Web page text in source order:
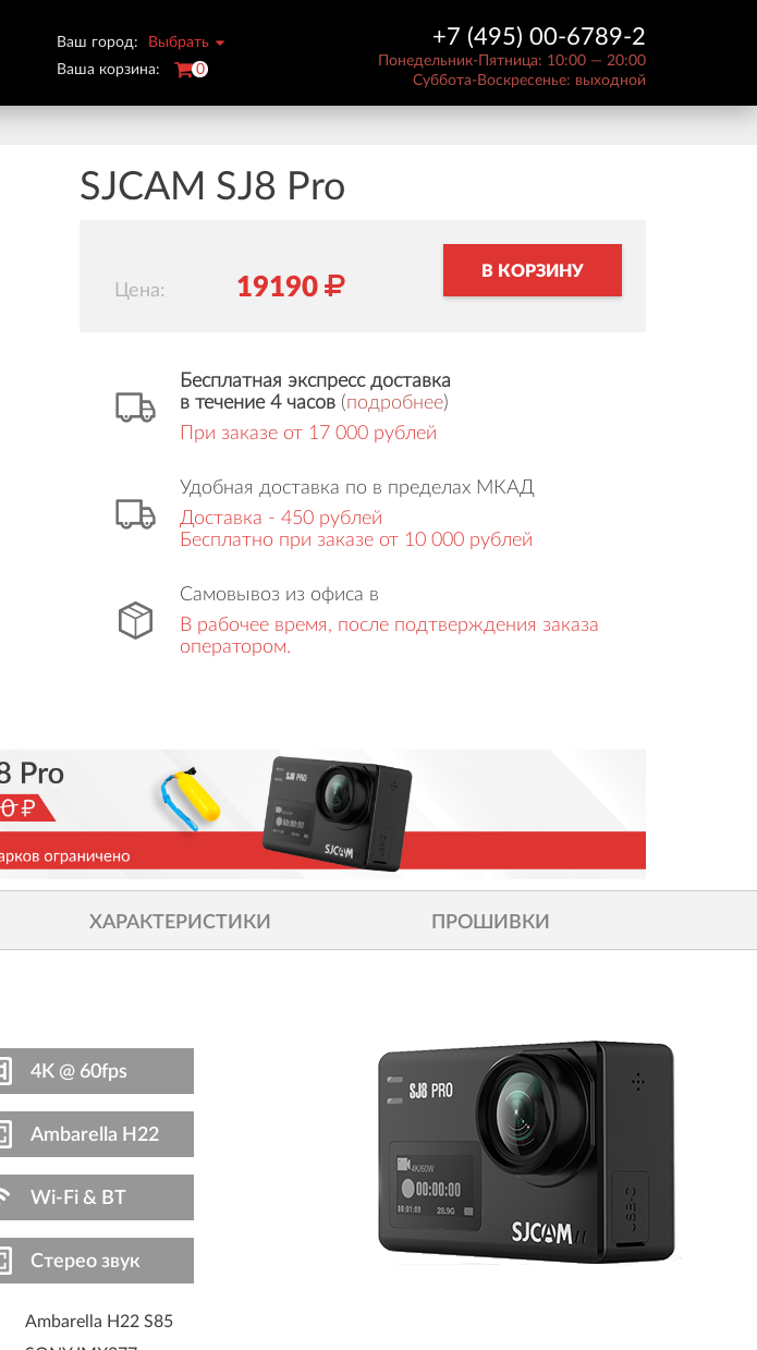
Ваш город:
Выбрать
Ваша корзина:
0
+7 (495) 00-6789-2
Понедельник-Пятница: 10:00 — 20:00
Суббота-Воскресенье: выходной
SJCAM SJ8 Pro
Цена: 19190
В КОРЗИНУ
Бесплатная экспресс доставка
в течение 4 часов (подробнее)
При заказе от 17 000 рублей
Удобная доставка по в пределах МКАД
Доставка - 450 рублей
Бесплатно при заказе от 10 000 рублей
Самовывоз из офиса в
В рабочее время, после подтверждения заказа
оператором.
ХАРАКТЕРИСТИКИ ПРОШИВКИ
4K @ 60fps
Ambarella H22
Wi-Fi & BT
Стерео звук
Ambarella H22 S85